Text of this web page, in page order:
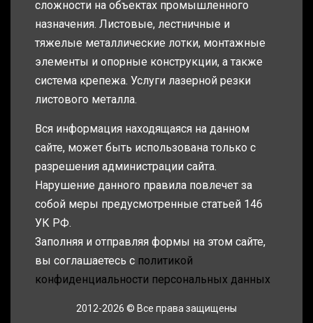
сложности на объектах промышленного
назначения. Листовые, лестничные и
тяжелые металлические лотки, монтажные
элементы и опорные конструкции, а также
система крепежа. Услуги лазерной резки
листового металла.
Вся информация находящаяся на данном
сайте, может быть использована только с
разрешения администрации сайта.
Нарушение данного правила повлечет за
собой меры предусмотренные статьей 146
УК РФ.
Заполняя и отправляя формы на этом сайте,
вы соглашаетесь с политикой
конфиденциальности персональных данных
2012-2026 © Все права защищены